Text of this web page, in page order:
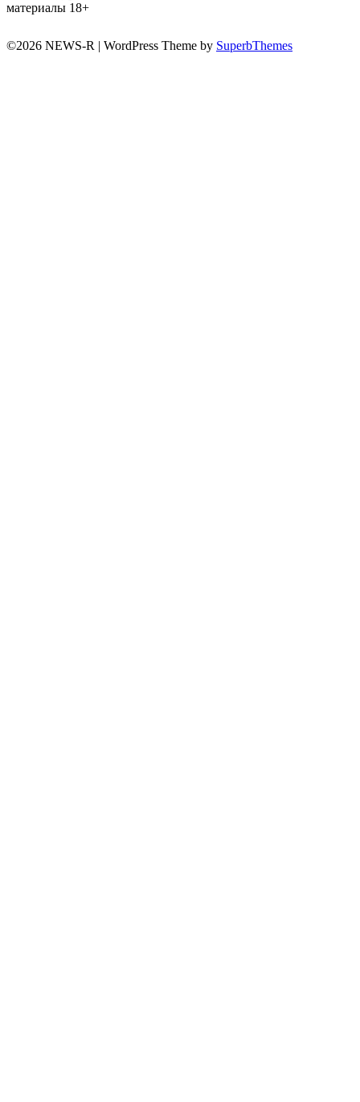
материалы 18+
©2026 NEWS-R | WordPress Theme by SuperbThemes